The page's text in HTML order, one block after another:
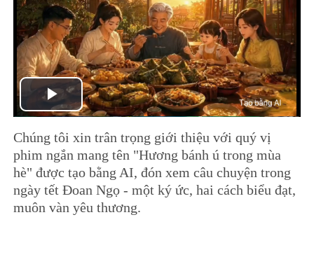
Play
Video
Chúng tôi xin trân trọng giới thiệu với quý vị
phim ngắn mang tên "Hương bánh ú trong mùa
hè" được tạo bằng AI, đón xem câu chuyện trong
ngày tết Đoan Ngọ - một ký ức, hai cách biểu đạt,
muôn vàn yêu thương.